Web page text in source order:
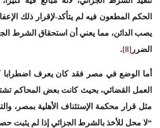
الحكم المطعون فيه لم يتأكد-لإقرار ذلك
يصب الدائن، مما يعني أن استحقاق الشرط
الضرر [8]
.
أما الوضع في مصر فقد كان يعرف اضطرابا
العمل القضائي، بحيث كانت بعض المحاكم
مثل قرار محكمة الإستئناف الأهلية بمصر،
“لا محل للأخذ بالشرط الجزائي إذا لم يثبت